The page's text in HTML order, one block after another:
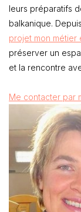
leurs préparatifs
balkanique.
projet mon métier
préserver un
et la rencontre
Me contacter par